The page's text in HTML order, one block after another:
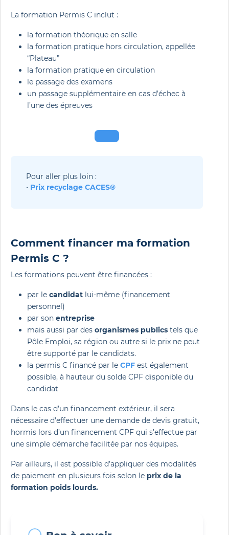
La formation Permis C inclut :
la formation théorique en salle
la formation pratique hors circulation, appellée
“Plateau”
la formation pratique en circulation
le passage des examens
un passage supplémentaire en cas d’échec à
l’une des épreuves
Pour aller plus loin :
• Prix recyclage CACES®
Comment financer ma formation
Permis C ?
Les formations peuvent être financées :
par le candidat lui-même (financement
personnel)
par son entreprise
mais aussi par des organismes publics tels que
Pôle Emploi, sa région ou autre si le prix ne peut
être supporté par le candidats.
la permis C financé par le CPF est également
possible, à hauteur du solde CPF disponible du
candidat
Dans le cas d’un financement extérieur, il sera
nécessaire d’effectuer une demande de devis gratuit,
hormis lors d’un financement CPF qui s’effectue par
une simple démarche facilitée par nos équipes.
Par ailleurs, il est possible d’appliquer des modalités
de paiement en plusieurs fois selon le prix de la
formation poids lourds.